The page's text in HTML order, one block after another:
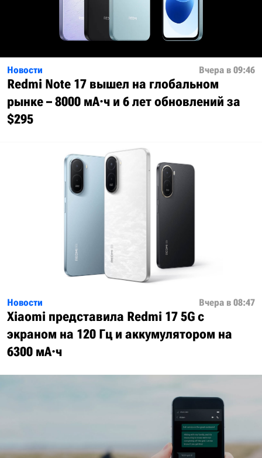
Новости Вчера в 09:46
Redmi Note 17 вышел на глобальном
рынке – 8000 мА·ч и 6 лет обновлений за
$295
Новости Вчера в 08:47
Xiaomi представила Redmi 17 5G с
экраном на 120 Гц и аккумулятором на
6300 мА·ч